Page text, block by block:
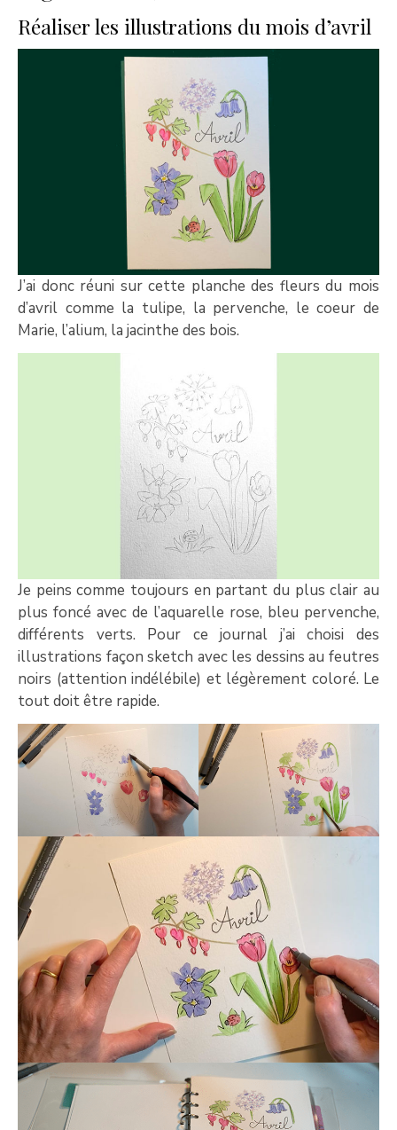
Réaliser les illustrations du mois d’avril
J’ai donc réuni sur cette planche des fleurs du mois
d’avril comme la tulipe, la pervenche, le coeur de
Marie, l’alium, la jacinthe des bois.
Je peins comme toujours en partant du plus clair au
plus foncé avec de l’aquarelle rose, bleu pervenche,
différents verts. Pour ce journal j’ai choisi des
illustrations façon sketch avec les dessins au feutres
noirs (attention indélébile) et légèrement coloré. Le
tout doit être rapide.